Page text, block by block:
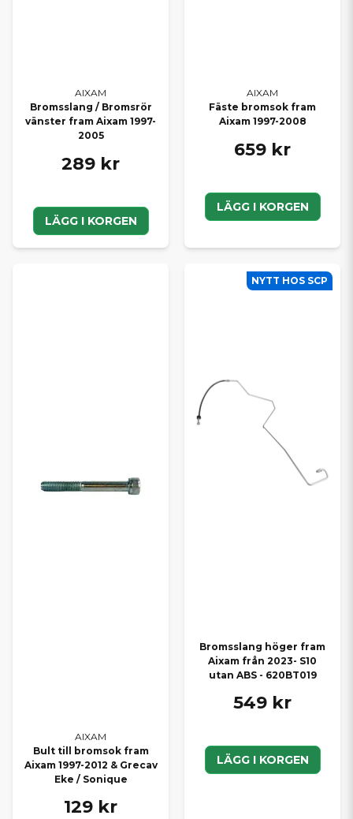
AIXAM
Bromsslang / Bromsrör
vänster fram Aixam 1997-
2005
289 kr
LÄGG I KORGEN
AIXAM
Fäste bromsok fram
Aixam 1997-2008
659 kr
LÄGG I KORGEN
AIXAM
Bult till bromsok fram
Aixam 1997-2012 & Grecav
Eke / Sonique
129 kr
Bromsslang höger fram
Aixam från 2023- S10
utan ABS - 620BT019
549 kr
LÄGG I KORGEN
NYTT HOS SCP